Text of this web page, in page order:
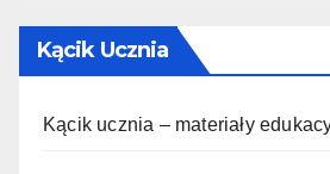
Kącik Ucznia
Kącik ucznia – materiały